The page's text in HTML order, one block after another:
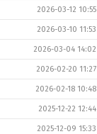
2026-03-12 10:55
2026-03-10 11:53
2026-03-04 14:02
2026-02-20 11:27
2026-02-18 10:48
2025-12-22 12:44
2025-12-09 15:33